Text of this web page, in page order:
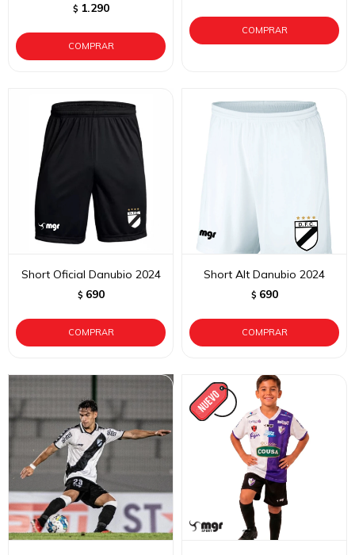
$ 1.290
Short Oficial Danubio 2024
$ 690
Short Alt Danubio 2024
$ 690